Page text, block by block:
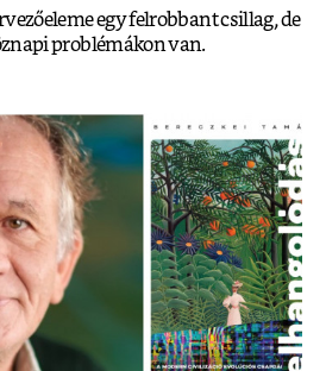
egy felrobbant csillag, de
problémákon van.